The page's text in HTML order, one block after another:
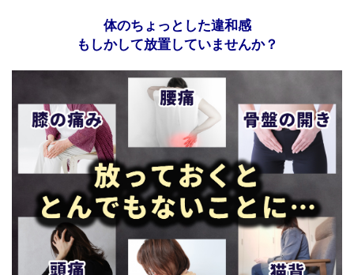
体のちょっとした違和感
もしかして放置していませんか？